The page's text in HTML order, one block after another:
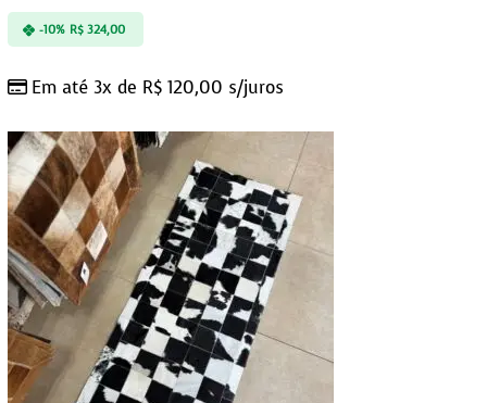
Em até 3x de R$ 120,00 s/juros
-10% R$324,00